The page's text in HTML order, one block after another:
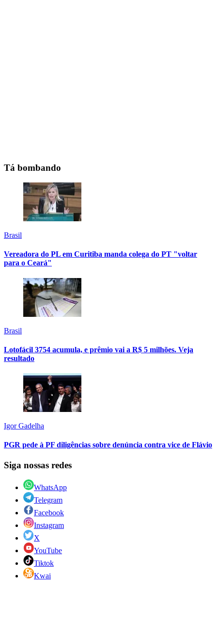
Tá bombando
Brasil
Vereadora do PL em Curitiba manda colega do PT "voltar
para o Ceará"
Brasil
Lotofácil 3754 acumula, e prêmio vai a R$ 5 milhões. Veja
resultado
Igor Gadelha
PGR pede à PF diligências sobre denúncia contra vice de Flávio
Siga nossas redes
WhatsApp
Telegram
Facebook
Instagram
X
YouTube
Tiktok
Kwai